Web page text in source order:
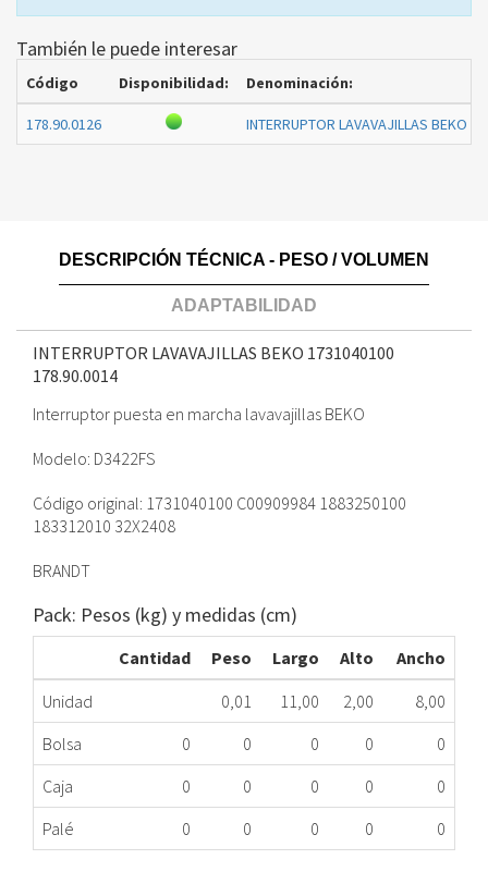
También le puede interesar
Código Disponibilidad: Denominación:
178.90.0126 INTERRUPTOR LAVAVAJILLAS BEKO
DESCRIPCIÓN TÉCNICA - PESO / VOLUMEN
ADAPTABILIDAD
INTERRUPTOR LAVAVAJILLAS BEKO 1731040100
178.90.0014
Interruptor puesta en marcha lavavajillas BEKO
Modelo: D3422FS
Código original: 1731040100 C00909984 1883250100
183312010 32X2408
BRANDT
Pack: Pesos (kg) y medidas (cm)
Cantidad Peso Largo Alto
Ancho
Unidad
0,01 11,00 2,00
8,00
Bolsa
0 0 0 0
0
Caja
0 0 0 0
0
Palé
0 0 0 0 0